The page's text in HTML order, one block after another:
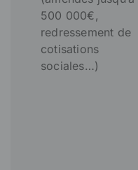
500 000€,
redressement de
cotisations
sociales…)